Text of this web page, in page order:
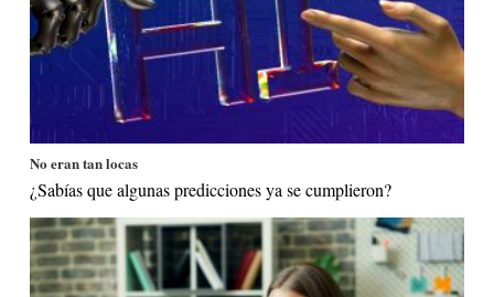
No eran tan locas
¿Sabías que algunas predicciones ya se cumplieron?